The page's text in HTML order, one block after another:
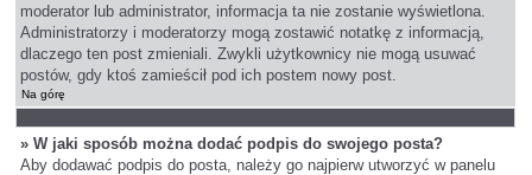
moderator lub administrator, informacja ta nie zostanie wyświetlona.
Administratorzy i moderatorzy mogą zostawić notatkę z informacją,
dlaczego ten post zmieniali. Zwykli użytkownicy nie mogą usuwać
postów, gdy ktoś zamieścił pod ich postem nowy post.
Na górę
» W jaki sposób można dodać podpis do swojego posta?
Aby dodawać podpis do posta, należy go najpierw utworzyć w panelu